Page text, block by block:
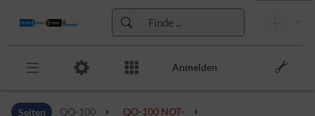
Zur Hauptnavigation
Anmelden
Seiten QO-100
QO-100 NOT-